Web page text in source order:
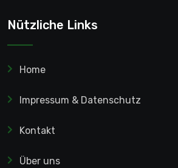
Nützliche Links
Home
Impressum & Datenschutz
Kontakt
Über uns